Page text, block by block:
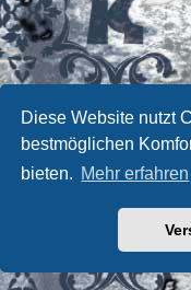
Diese Website nutzt
bestmöglichen
bieten. Mehr erfahren